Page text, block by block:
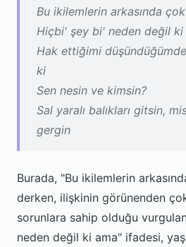
Bu ikilemlerin arkasında
Hiçbi' şey bi' neden değil ki
Hak ettiğimi
ki
Sen nesin ve kimsin?
Sal yaralı balıkları gitsin,
gergin
Burada, "Bu ikilemlerin
derken, ilişkinin görünenden
sorunlara sahip olduğu
neden değil ki ama" ifadesi,